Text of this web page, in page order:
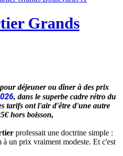
Grands
déjeuner ou dîner à des prix
, dans le superbe cadre rétro du
tarifs ont l'air d'être d'une autre
hors boisson,
professait une doctrine simple :
un prix vraiment modeste. Et c'est